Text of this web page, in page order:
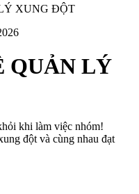
QUẢN LÝ
khi làm việc nhóm!
đột và cùng nhau đạt